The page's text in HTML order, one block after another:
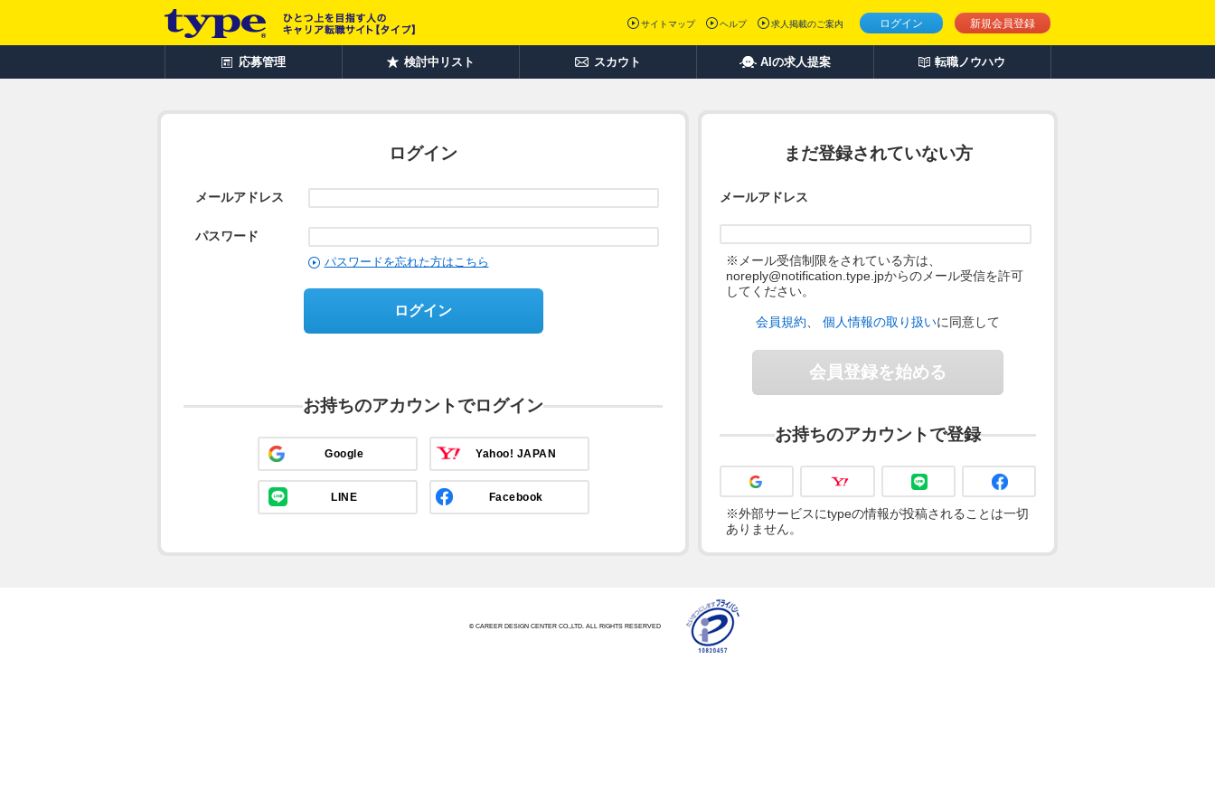
ログイン 新規会員登録
サイトマップ ヘルプ 求人掲載のご案内
応募管理 検討中リスト スカウト AIの求人提案 転職ノウハウ
ログイン
メールアドレス
パスワード
パスワードを忘れた方はこちら
ログイン
お持ちのアカウントでログイン
Google Yahoo! JAPAN
LINE Facebook
まだ登録されていない方
メールアドレス
※メール受信制限をされている方は、
noreply@notification.type.jpからのメール受信を許可
してください。
会員規約 個人情報の取り扱いに同意して
会員登録を始める
お持ちのアカウントで登録
※外部サービスにtypeの情報が投稿されることは一切
ありません。
© CAREER DESIGN CENTER CO.,LTD. ALL RIGHTS RESERVED